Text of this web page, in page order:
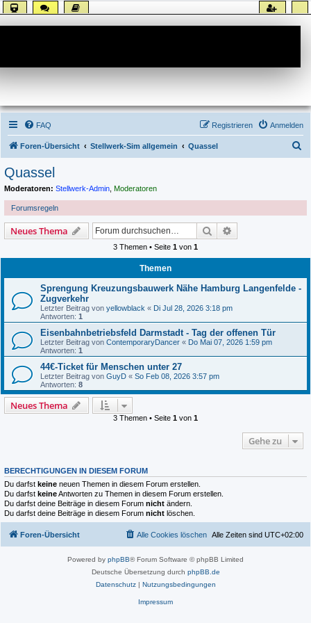
FAQ Anmelden
Registrieren
Foren-Übersicht Stellwerk-Sim allgemein Quassel
Quassel
Moderatoren: Stellwerk-Admin Moderatoren
Forumsregeln
Neues Thema Suche
3 Themen • Seite 1 von 1
Themen
Sprengung Kreuzungsbauwerk Nähe Hamburg Langenfelde -
Zugverkehr
Letzter Beitrag von yellowblack « Di Jul 28, 2026 3:18 pm
Antworten: 1
Eisenbahnbetriebsfeld Darmstadt - Tag der offenen Tür
Letzter Beitrag von ContemporaryDancer « Do Mai 07, 2026 1:59 pm
Antworten: 1
44€-Ticket für Menschen unter 27
Letzter Beitrag von GuyD « So Feb 08, 2026 3:57 pm
Antworten: 8
Neues Thema
3 Themen • Seite 1 von 1
Gehe zu
BERECHTIGUNGEN IN DIESEM FORUM
Du darfst keine neuen Themen in diesem Forum erstellen.
Du darfst keineAntworten zu Themen in diesem Forum erstellen.
Du darfst deine Beiträge in diesem Forum nicht ändern.
Du darfst deine Beiträge in diesem Forum nicht löschen.
Foren-Übersicht Alle Zeiten sind UTC+02:00
Alle Cookies löschen
Powered by phpBB® Forum Software © phpBB Limited
Deutsche Übersetzung durch phpBB.de
Datenschutz| Nutzungsbedingungen
Impressum